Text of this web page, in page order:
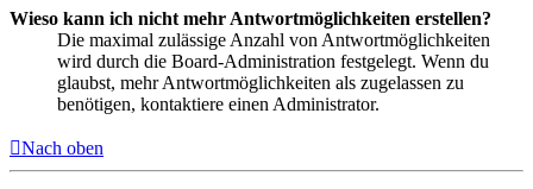
Wieso kann ich nicht mehr Antwortmöglichkeiten erstellen?
Die maximal zulässige Anzahl von Antwortmöglichkeiten
wird durch die Board-Administration festgelegt. Wenn du
glaubst, mehr Antwortmöglichkeiten als zugelassen zu
benötigen, kontaktiere einen Administrator.
Nach oben